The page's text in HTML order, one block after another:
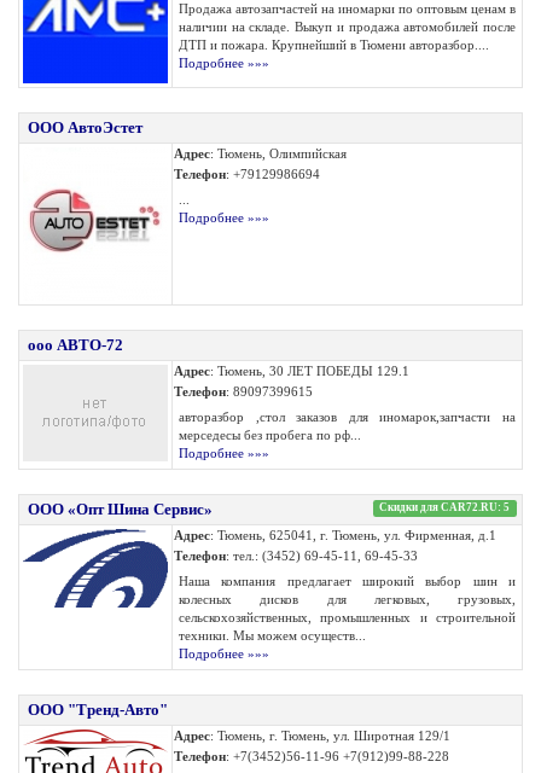
Продажа автозапчастей на иномарки по оптовым ценам в
наличии на складе. Выкуп и продажа автомобилей после
ДТП и пожара. Крупнейший в Тюмени авторазбор....
Подробнее »»»
ООО АвтоЭстет
Адрес: Тюмень, Олимпийская
Телефон: +79129986694
Подробнее »»»
ооо АВТО-72
Адрес: Тюмень, 30 ЛЕТ ПОБЕДЫ 129.1
Телефон: 89097399615
авторазбор ,стол заказов для иномарок,запчасти на
мерседесы без пробега по рф...
Подробнее »»»
ООО «Опт Шина Сервис» Скидки для CAR72.RU: 5
Адрес: Тюмень, 625041, г. Тюмень, ул. Фирменная, д.1
Телефон: тел.: (3452) 69-45-11, 69-45-33
Наша компания предлагает широкий выбор шин и
колесных дисков для легковых, грузовых,
сельскохозяйственных, промышленных и строительной
техники. Мы можем осуществ...
Подробнее »»»
ООО "Тренд-Авто"
Адрес: Тюмень, г. Тюмень, ул. Широтная 129/1
Телефон: +7(3452)56-11-96 +7(912)99-88-228